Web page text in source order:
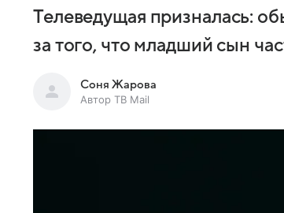
Телеведущая призналась:
за того, что младший сын
Соня Жарова
Автор ТВ Mail